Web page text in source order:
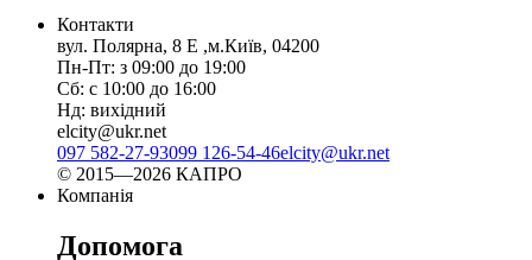
Контакти
вул. Полярна, 8 Е ,м.Київ, 04200
Пн-Пт: з 09:00 до 19:00
Сб: с 10:00 до 16:00
Нд: вихідний
elcity@ukr.net
097 582-27-93099 126-54-46elcity@ukr.net
© 2015—2026 КАПРО
Компанія
Допомога